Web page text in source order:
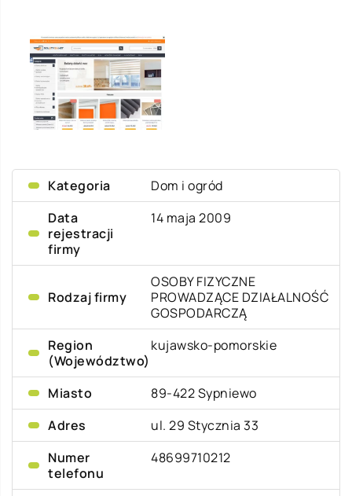
Kategoria
Dom i ogród
Data
rejestracji
firmy
14 maja 2009
Rodzaj firmy
OSOBY FIZYCZNE
PROWADZĄCE DZIAŁALNOŚĆ
GOSPODARCZĄ
Region
(Województwo)
kujawsko-pomorskie
Miasto
89-422 Sypniewo
Adres
ul. 29 Stycznia 33
Numer
telefonu
48699710212